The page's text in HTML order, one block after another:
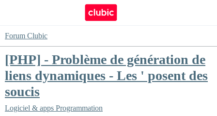
Forum Clubic
[PHP] - Problème de génération de
liens dynamiques - Les ' posent des
soucis
Logiciel & apps Programmation